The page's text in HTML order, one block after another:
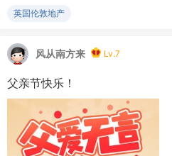
英国伦敦地产
风从南方来 Lv.7
父亲节快乐！